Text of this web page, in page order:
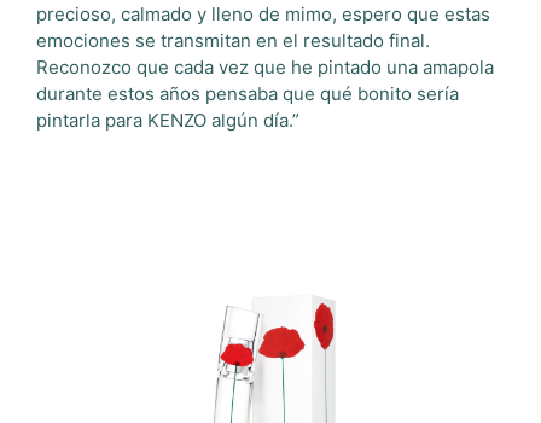
precioso, calmado y lleno de mimo, espero que estas
emociones se transmitan en el resultado final.
Reconozco que cada vez que he pintado una amapola
durante estos años pensaba que qué bonito sería
pintarla para KENZO algún día.”